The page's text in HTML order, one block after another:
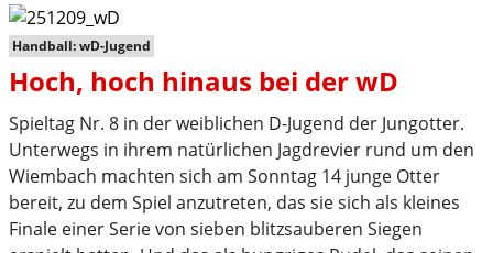
nach
starker
erster
Halbzeit
20:27
gegen
die
HG
Handball: wD-Jugend
Hoch, hoch hinaus bei der wD
Spieltag Nr. 8 in der weiblichen D-Jugend der Jungotter.
Unterwegs in ihrem natürlichen Jagdrevier rund um den
Wiembach machten sich am Sonntag 14 junge Otter
bereit, zu dem Spiel anzutreten, das sie sich als kleines
Finale einer Serie von sieben blitzsauberen Siegen